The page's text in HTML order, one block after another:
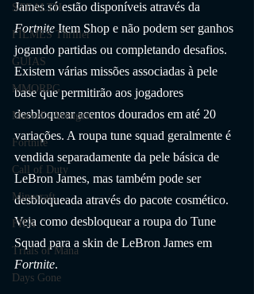
STEALTH
FILMES Thriller
GUIAS
MMORPG
Marvel's Avengers
Fortnite
Call of Duty
Minecraft
FIFA
Trials of Mana
Days Gone
James só estão disponíveis através da
Fortnite Item Shop e não podem ser ganhos
jogando partidas ou completando desafios.
Existem várias missões associadas à pele
base que permitirão aos jogadores
desbloquear acentos dourados em até 20
variações. A roupa tune squad geralmente é
vendida separadamente da pele básica de
LeBron James, mas também pode ser
desbloqueada através do pacote cosmético.
Veja como desbloquear a roupa do Tune
Squad para a skin de LeBron James em
Fortnite.